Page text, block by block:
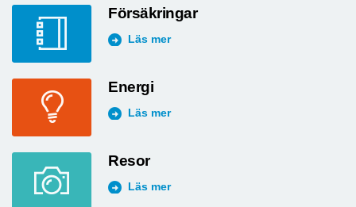
Försäkringar
Läs mer
Energi
Läs mer
Resor
Läs mer